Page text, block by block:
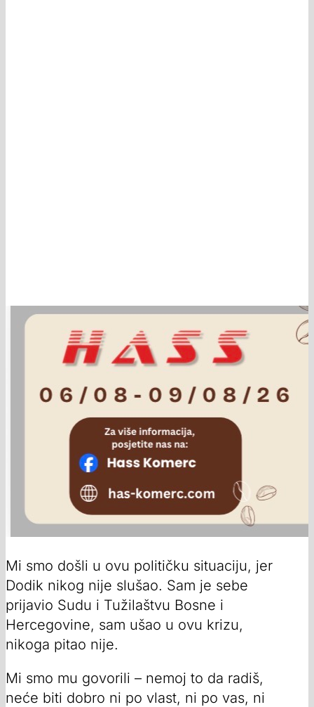
Mi smo došli u ovu političku situaciju, jer
Dodik nikog nije slušao. Sam je sebe
prijavio Sudu i Tužilaštvu Bosne i
Hercegovine, sam ušao u ovu krizu,
nikoga pitao nije.
Mi smo mu govorili – nemoj to da radiš,
neće biti dobro ni po vlast, ni po vas, ni